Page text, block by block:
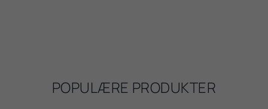
POPULÆRE PRODUKTER